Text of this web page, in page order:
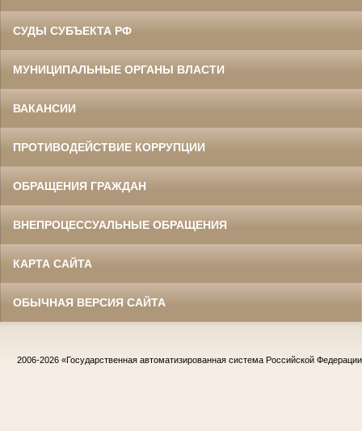
СУДЫ СУБЪЕКТА РФ
МУНИЦИПАЛЬНЫЕ ОРГАНЫ ВЛАСТИ
ВАКАНСИИ
ПРОТИВОДЕЙСТВИЕ КОРРУПЦИИ
ОБРАЩЕНИЯ ГРАЖДАН
ВНЕПРОЦЕССУАЛЬНЫЕ ОБРАЩЕНИЯ
КАРТА САЙТА
ОБЫЧНАЯ ВЕРСИЯ САЙТА
2006-2026 «Государственная автоматизированная система Российской